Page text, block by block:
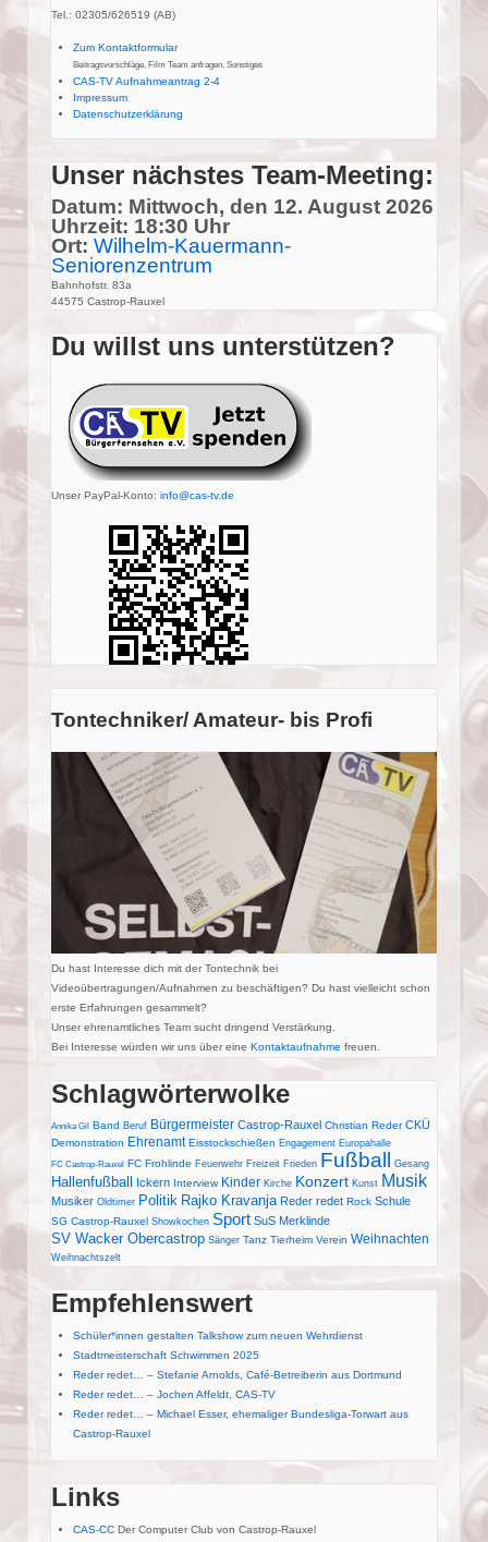
Tel.: 02305/626519 (AB)
Zum Kontaktformular
Beitragsvorschläge, Film Team anfragen, Sonstiges
CAS-TV Aufnahmeantrag 2-4
Impressum
Datenschutzerklärung
Unser nächstes Team-Meeting:
Datum: Mittwoch, den 12. August 2026
Uhrzeit: 18:30 Uhr
Ort: Wilhelm-Kauermann-
Seniorenzentrum
Bahnhofstr. 83a
44575 Castrop-Rauxel
Du willst uns unterstützen?
Unser PayPal-Konto: info@cas-tv.de
Tontechniker/ Amateur- bis Profi
Du hast Interesse dich mit der Tontechnik bei
Videoübertragungen/Aufnahmen zu beschäftigen? Du hast vielleicht schon
erste Erfahrungen gesammelt?
Unser ehrenamtliches Team sucht dringend Verstärkung.
Bei Interesse würden wir uns über eine Kontaktaufnahme freuen.
Schlagwörterwolke
Annika Gil Band Beruf Bürgermeister Castrop-Rauxel Christian Reder CKÜ
Demonstration Ehrenamt Eisstockschießen Engagement Europahalle
FC Castrop-Rauxel FC Frohlinde Feuerwehr Freizeit Frieden Fußball Gesang
Hallenfußball Ickern Interview Kinder Kirche Konzert Kunst Musik
Musiker Oldtimer Politik Rajko Kravanja Reder redet Rock Schule
SG Castrop-Rauxel Showkochen Sport SuS Merklinde
SV Wacker Obercastrop Sänger Tanz Tierheim Verein Weihnachten
Weihnachtszelt
Empfehlenswert
Schüler*innen gestalten Talkshow zum neuen Wehrdienst
Stadtmeisterschaft Schwimmen 2025
Reder redet… – Stefanie Arnolds, Café-Betreiberin aus Dortmund
Reder redet… – Jochen Affeldt, CAS-TV
Reder redet… – Michael Esser, ehemaliger Bundesliga-Torwart aus
Castrop-Rauxel
Links
CAS-CC Der Computer Club von Castrop-Rauxel